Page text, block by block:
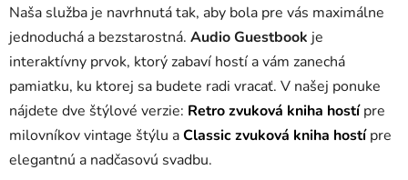
p
r
v
k
y
v
ý
p
Naša služba je navrhnutá tak, aby bola pre vás maximálne
jednoduchá a bezstarostná. Audio Guestbook je
interaktívny prvok, ktorý zabaví hostí a vám zanechá
pamiatku, ku ktorej sa budete radi vracať. V našej ponuke
nájdete dve štýlové verzie: Retro zvuková kniha hostípre
milovníkov vintage štýlu aClassic zvuková kniha hostípre
elegantnú a nadčasovú svadbu.